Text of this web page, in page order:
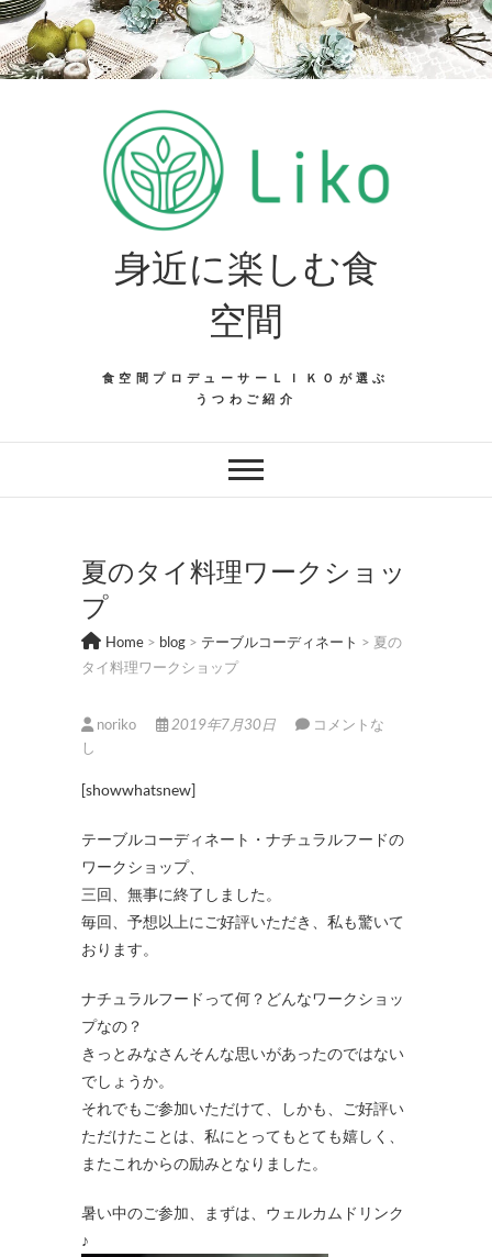
Skip
to
content
身近に楽しむ食
空間
食空間プロデューサーＬＩＫＯが選ぶ
うつわご紹介
夏のタイ料理ワークショッ
プ
Home > blog > テーブルコーディネート > 夏の
タイ料理ワークショップ
noriko 2019年7月30日
コメントな
し
[showwhatsnew]
テーブルコーディネート・ナチュラルフードの
ワークショップ、
三回、無事に終了しました。
毎回、予想以上にご好評いただき、私も驚いて
おります。
ナチュラルフードって何？どんなワークショッ
プなの？
きっとみなさんそんな思いがあったのではない
でしょうか。
それでもご参加いただけて、しかも、ご好評い
ただけたことは、私にとってもとても嬉しく、
またこれからの励みとなりました。
暑い中のご参加、まずは、ウェルカムドリンク
♪